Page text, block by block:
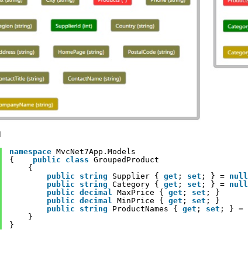
namespace MvcNet7App.Models
{ public class
GroupedProduct
{
public
string Supplier { get ; set ; } = null
public
string Category { get ; set ; } = null
public
decimal MaxPrice { get ; set ; }
public
decimal MinPrice { get ; set ; }
public
string ProductNames { get ; set ; } =
}
}